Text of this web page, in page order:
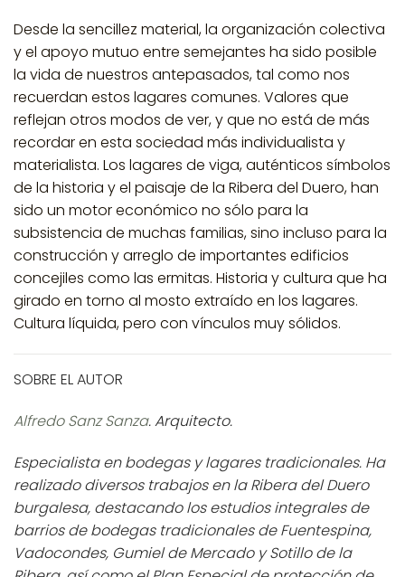
Desde la sencillez material, la organización colectiva
y el apoyo mutuo entre semejantes ha sido posible
la vida de nuestros antepasados, tal como nos
recuerdan estos lagares comunes. Valores que
reflejan otros modos de ver, y que no está de más
recordar en esta sociedad más individualista y
materialista. Los lagares de viga, auténticos símbolos
de la historia y el paisaje de la Ribera del Duero, han
sido un motor económico no sólo para la
subsistencia de muchas familias, sino incluso para la
construcción y arreglo de importantes edificios
concejiles como las ermitas. Historia y cultura que ha
girado en torno al mosto extraído en los lagares.
Cultura líquida, pero con vínculos muy sólidos.
SOBRE EL AUTOR
Alfredo Sanz Sanza. Arquitecto.
Especialista en bodegas y lagares tradicionales. Ha
realizado diversos trabajos en la Ribera del Duero
burgalesa, destacando los estudios integrales de
barrios de bodegas tradicionales de Fuentespina,
Vadocondes, Gumiel de Mercado y Sotillo de la